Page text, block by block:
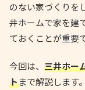
のない家づくりを
井ホームで家を建
ておくことが重要
今回は、 三井ホー
トまで解説します